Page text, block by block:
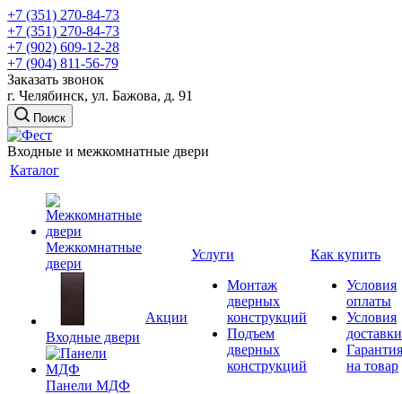
+7 (351) 270-84-73
+7 (351) 270-84-73
+7 (902) 609-12-28
+7 (904) 811-56-79
Заказать звонок
г. Челябинск, ул. Бажова, д. 91
Поиск
Входные и межкомнатные двери
Каталог
Межкомнатные
двери
Входные двери
Панели МДФ
Акции
Услуги
Монтаж
дверных
конструкций
Подъем
дверных
конструкций
Как купить
Условия
оплаты
Условия
доставки
Гарантия
на товар